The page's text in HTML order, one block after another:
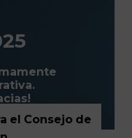
el Consejo de